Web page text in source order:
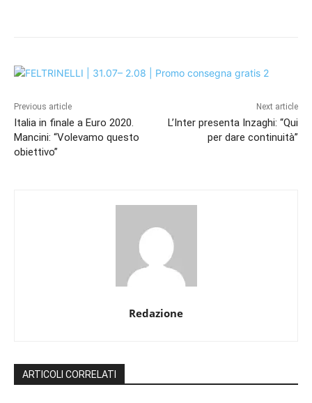
Previous article
Italia in finale a Euro 2020.
Mancini: “Volevamo questo
obiettivo”
Next article
L’Inter presenta Inzaghi: “Qui
per dare continuità”
Redazione
ARTICOLI CORRELATI